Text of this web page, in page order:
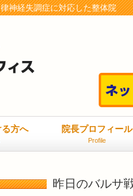
神経失調症に対応した整体院
方へ 院長プロフィール
Profile
昨日のバルサ